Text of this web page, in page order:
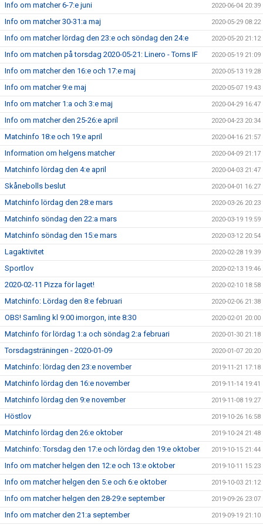
Info om matcher 6-7:e juni 2020-06-04 20:39
Info om matcher 30-31:a maj 2020-05-29 08:22
Info om matcher lördag den 23:e och söndag den 24:e 2020-05-20 21:12
Info om matchen på torsdag 2020-05-21: Linero - Torns IF 2020-05-19 21:09
Info om matcher den 16:e och 17:e maj 2020-05-13 19:28
Info om matcher 9:e maj 2020-05-07 19:43
Info om matcher 1:a och 3:e maj 2020-04-29 16:47
Info om matcher den 25-26:e april 2020-04-23 20:34
Matchinfo 18:e och 19:e april 2020-04-16 21:57
Information om helgens matcher 2020-04-09 21:17
Matchinfo lördag den 4:e april 2020-04-03 21:47
Skånebolls beslut 2020-04-01 16:27
Matchinfo lördag den 28:e mars 2020-03-26 20:23
Matchinfo söndag den 22:a mars 2020-03-19 19:59
Matchinfo söndag den 15:e mars 2020-03-12 20:54
Lagaktivitet 2020-02-28 19:39
Sportlov 2020-02-13 19:46
2020-02-11 Pizza för laget! 2020-02-10 18:58
Matchinfo: Lördag den 8:e februari 2020-02-06 21:38
OBS! Samling kl 9:00 imorgon, inte 8:30 2020-02-01 20:00
Matchinfo för lördag 1:a och söndag 2:a februari 2020-01-30 21:18
Torsdagsträningen - 2020-01-09 2020-01-07 20:20
Matchinfo: lördag den 23:e november 2019-11-21 17:18
Matchinfo lördag den 16:e november 2019-11-14 19:41
Matchinfo lördag den 9:e november 2019-11-08 19:27
Höstlov 2019-10-26 16:58
Matchinfo lördag den 26:e oktober 2019-10-24 21:48
Matchinfo: Torsdag den 17:e och lördag den 19:e oktober 2019-10-15 21:44
Info om matcher helgen den 12:e och 13:e oktober 2019-10-11 15:23
Info om matcher helgen den 5:e och 6:e oktober 2019-10-03 21:12
Info om matcher helgen den 28-29:e september 2019-09-26 23:07
Info om matcher den 21:a september 2019-09-19 21:10